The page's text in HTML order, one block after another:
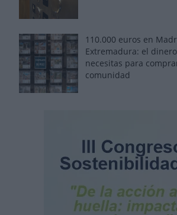
110.000 euros en
Extremadura: el
necesitas para
comunidad